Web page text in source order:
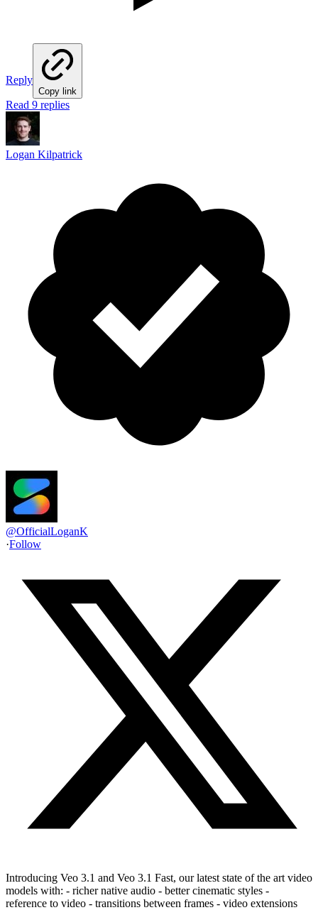
Reply
Copy link
Read 9 replies
Logan Kilpatrick
@OfficialLoganK
·Follow
Introducing Veo 3.1 and Veo 3.1 Fast, our latest state of the art video
models with: - richer native audio - better cinematic styles -
reference to video - transitions between frames - video extensions